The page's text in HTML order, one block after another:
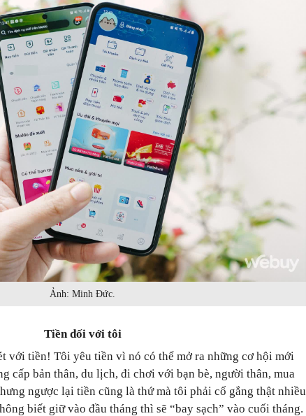
Ảnh: Minh Đức.
Tiền đối với tôi
với tiền! Tôi yêu tiền vì nó có thể mở ra những cơ hội mới
cấp bản thân, du lịch, đi chơi với bạn bè, người thân, mua
ngược lại tiền cũng là thứ mà tôi phải cố gắng thật nhiều
biết giữ vào đầu tháng thì sẽ “bay sạch” vào cuối tháng.